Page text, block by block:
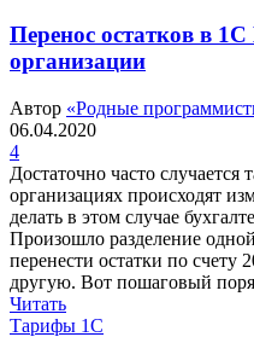
Перенос остатков в
организации
Автор «Родные
06.04.2020
4
Достаточно часто случается
организациях происходят
делать в этом случае
Произошло разделение
перенести остатки по счету
другую. Вот пошаговый
Читать
Тарифы 1С